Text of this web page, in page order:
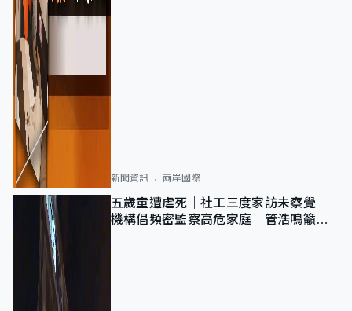
新聞資訊 兩岸國際
五歲童遭虐死｜社工三度家訪未察覺
機構倡頻密監察高危家庭 管浩鳴籲加